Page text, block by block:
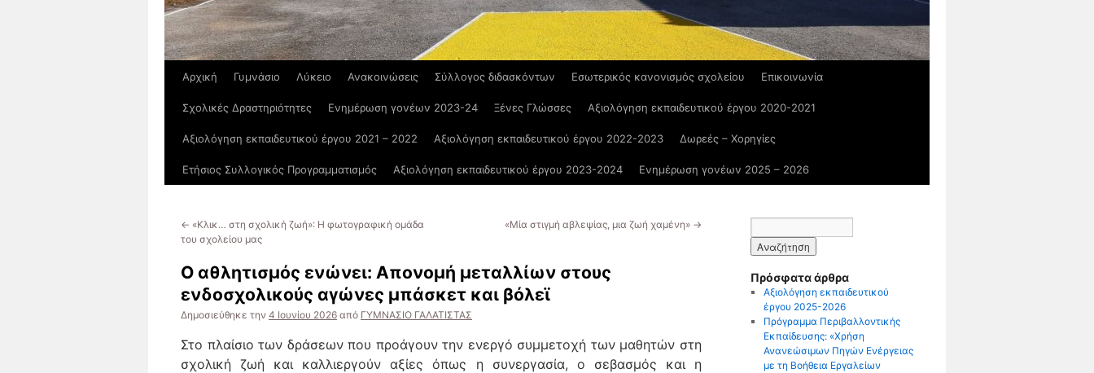
Αρχική Γυμνάσιο Λύκειο Ανακοινώσεις Σύλλογος διδασκόντων Εσωτερικός κανονισμός σχολείου Επικοινωνία
Σχολικές Δραστηριότητες Ενημέρωση γονέων 2023-24 Ξένες Γλώσσες Αξιολόγηση εκπαιδευτικού έργου 2020-2021
Αξιολόγηση εκπαιδευτικού έργου 2021 – 2022 Αξιολόγηση εκπαιδευτικού έργου 2022-2023 Δωρεές – Χορηγίες
Ετήσιος Συλλογικός Προγραμματισμός Αξιολόγηση εκπαιδευτικού έργου 2023-2024 Ενημέρωση γονέων 2025 – 2026
← «Κλικ… στη σχολική ζωή»: Η φωτογραφική ομάδα
του σχολείου μας
«Μία στιγμή αβλεψίας, μια ζωή χαμένη» →
Ο αθλητισμός ενώνει: Απονομή μεταλλίων στους
ενδοσχολικούς αγώνες μπάσκετ και βόλεϊ
Δημοσιεύθηκε την 4 Ιουνίου 2026 από ΓΥΜΝΑΣΙΟ ΓΑΛΑΤΙΣΤΑΣ
Στο πλαίσιο των δράσεων που προάγουν την ενεργό συμμετοχή των μαθητών στη
σχολική ζωή και καλλιεργούν αξίες όπως η συνεργασία, ο σεβασμός και η
Πρόσφατα άρθρα
Αξιολόγηση εκπαιδευτικού
έργου 2025-2026
Πρόγραμμα Περιβαλλοντικής
Εκπαίδευσης: «Χρήση
Ανανεώσιμων Πηγών Ενέργειας
με τη Βοήθεια Εργαλείων